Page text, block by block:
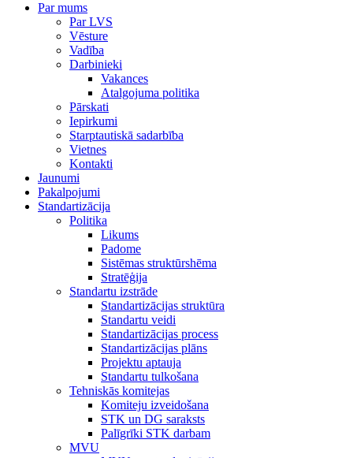
Par mums
Par LVS
Vēsture
Vadība
Darbinieki
Vakances
Atalgojuma politika
Pārskati
Iepirkumi
Starptautiskā sadarbība
Vietnes
Kontakti
Jaunumi
Pakalpojumi
Standartizācija
Politika
Likums
Padome
Sistēmas struktūrshēma
Stratēģija
Standartu izstrāde
Standartizācijas struktūra
Standartu veidi
Standartizācijas process
Standartizācijas plāns
Projektu aptauja
Standartu tulkošana
Tehniskās komitejas
Komiteju izveidošana
STK un DG saraksts
Palīgrīki STK darbam
MVU